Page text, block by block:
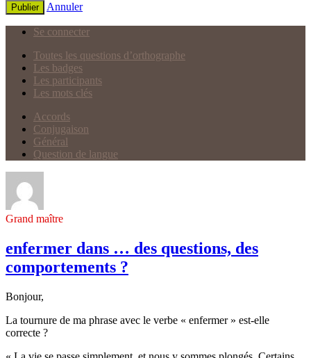
Publier Annuler
Se connecter
Toutes les questions d’orthographe
Les badges
Les participants
Les mots clés
Accords
Conjugaison
Général
Question de langue
Grand maître
enfermer dans … des questions, des
comportements ?
Bonjour,
La tournure de ma phrase avec le verbe « enfermer » est-elle
correcte ?